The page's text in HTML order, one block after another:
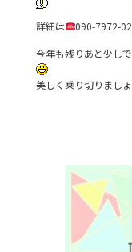
詳細は
090-7972-
今年も残りあと少し
美しく乗り切りまし